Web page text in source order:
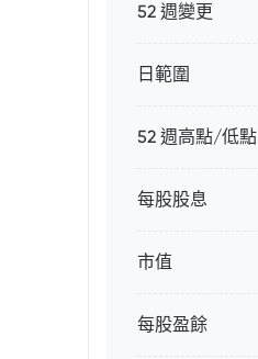
52 週變更
日範圍
52 週高點/低點
每股股息
市值
每股盈餘